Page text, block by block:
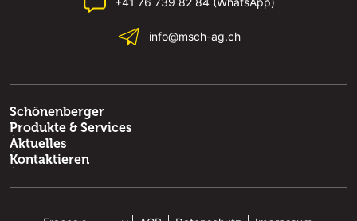
info@msch-ag.ch
Schönenberger
Produkte & Services
Aktuelles
Kontaktieren